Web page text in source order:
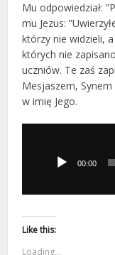
Mu odpowiedział:
mu Jezus:
którzy nie widzieli,
których nie
uczniów. Te zaś
Mesjaszem,
w imię Jego.
dźwiękowych00:00
Like this:
Loading...